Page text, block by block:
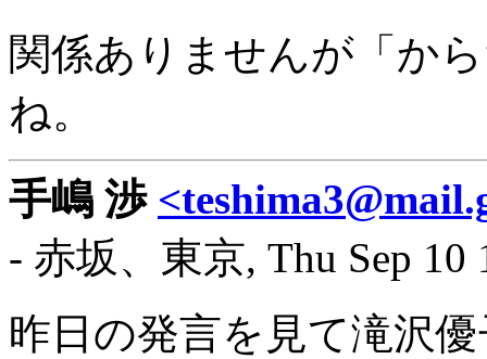
関係ありませんが「か
ね。
手嶋 渉
- 赤坂、東京, Thu Sep 10
昨日の発言を見て滝沢